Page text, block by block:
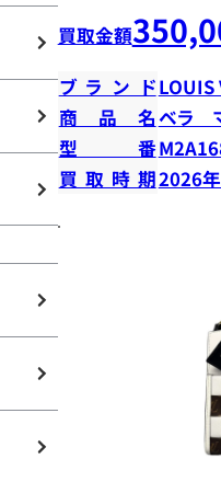
買取金額
ブランドLOUIS
商品名ベラ
型番
買取時期2026